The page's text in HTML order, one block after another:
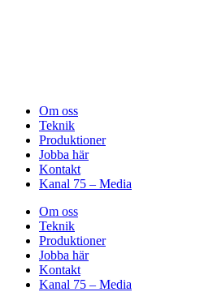
Om oss
Teknik
Produktioner
Jobba här
Kontakt
Kanal 75 – Media
Om oss
Teknik
Produktioner
Jobba här
Kontakt
Kanal 75 – Media